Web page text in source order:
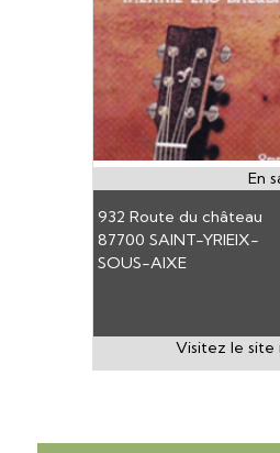
932 Route du château
87700 SAINT-YRIEIX-
SOUS-AIXE